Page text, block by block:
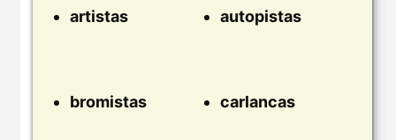
artistas autopistas
bromistas carlancas